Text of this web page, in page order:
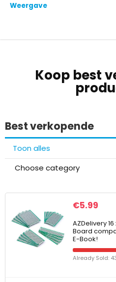
Weergave
Koop best
Best verkopende
Toon alles
Choose category
€5.99
AZDelivery
Board
E-Book!
Already Sold: